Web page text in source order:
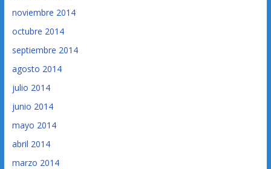
noviembre 2014
octubre 2014
septiembre 2014
agosto 2014
julio 2014
junio 2014
mayo 2014
abril 2014
marzo 2014